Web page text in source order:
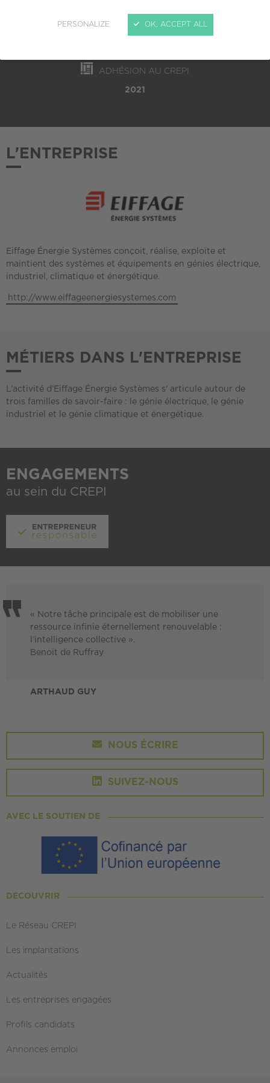
PERSONALIZE OK, ACCEPT ALL
TAILLE
ADHÉSION AU CREPI
2021
L'ENTREPRISE
Eiffage Énergie Systèmes conçoit, réalise, exploite et
maintient des systèmes et équipements en génies électrique,
industriel, climatique et énergétique.
http://www.eiffageenergiesystemes.com
MÉTIERS DANS L'ENTREPRISE
L’activité d’Eiffage Énergie Systèmes s' articule autour de
trois familles de savoir-faire : le génie électrique, le génie
industriel et le génie climatique et énergétique.
ENGAGEMENTS
au sein du CREPI
« Notre tâche principale est de mobiliser une
ressource infinie éternellement renouvelable :
l’intelligence collective ».
Benoit de Ruffray
ARTHAUD GUY
NOUS ÉCRIRE
SUIVEZ-NOUS
AVEC LE SOUTIEN DE
DÉCOUVRIR
Le Réseau CREPI
Les implantations
Actualités
Les entreprises engagées
Profils candidats
Annonces emploi